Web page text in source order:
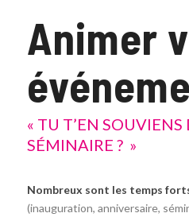
Animer
« TU T’EN
SÉMINAIRE ? »
Nombreux sont les temps
(inauguration, anniversaire,